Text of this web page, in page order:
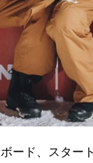
ード、スタ